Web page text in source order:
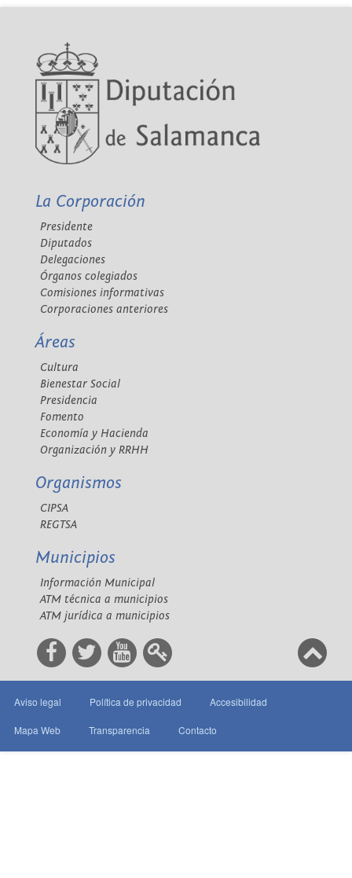
La Corporación
Presidente
Diputados
Delegaciones
Órganos colegiados
Comisiones informativas
Corporaciones anteriores
Áreas
Cultura
Bienestar Social
Presidencia
Fomento
Economía y Hacienda
Organización y RRHH
Organismos
CIPSA
REGTSA
Municipios
Información Municipal
ATM técnica a municipios
ATM jurídica a municipios
Aviso legal Política de privacidad Accesibilidad
Mapa Web Transparencia Contacto